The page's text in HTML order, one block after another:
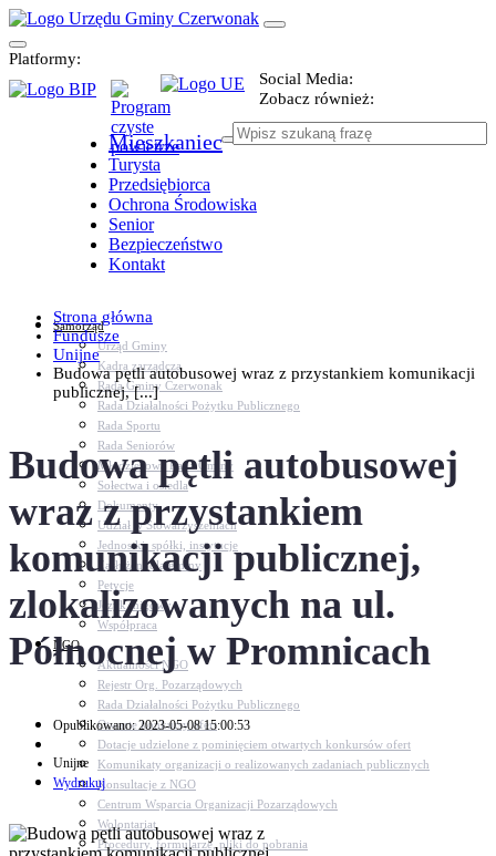
Platformy:
Social Media:
Zobacz również:
Mieszkaniec
Turysta
Przedsiębiorca
Ochrona Środowiska
Senior
Bezpieczeństwo
Kontakt
Samorząd
Urząd Gminy
Kadra zarządcza
Rada Gminy Czerwonak
Rada Działalności Pożytku Publicznego
Rada Sportu
Rada Seniorów
Młodzieżowa Rada Gminy
Sołectwa i osiedla
Dokumenty
Udział w Stowarzyszeniach
Jednostki, spółki, instytucje
Zasłużeni dla gminy
Petycje
Język migowy
Współpraca
NGO
Aktualności NGO
Rejestr Org. Pozarządowych
Rada Działalności Pożytku Publicznego
Otwarte konkursy ofert
Dotacje udzielone z pominięciem otwartych konkursów ofert
Komunikaty organizacji o realizowanych zadaniach publicznych
Konsultacje z NGO
Centrum Wsparcia Organizacji Pozarządowych
Wolontariat
Procedury, formularze, pliki do pobrania
Strona główna
Fundusze
Unijne
Budowa pętli autobusowej wraz z przystankiem komunikacji
publicznej, [...]
Budowa pętli autobusowej
wraz z przystankiem
komunikacji publicznej,
zlokalizowanych na ul.
Północnej w Promnicach
Opublikowano: 2023-05-08 15:00:53
Unijne
Wydrukuj